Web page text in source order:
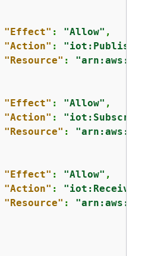
"Effect" : "Allow" ,
"Action" : "iot:Publish"
"Resource" :
"Effect" : "Allow" ,
"Action" :
"Resource" :
"Effect" : "Allow" ,
"Action" : "iot:Receive"
"Resource" :